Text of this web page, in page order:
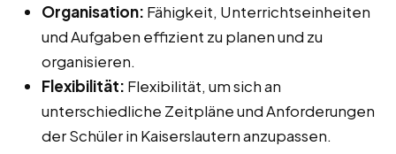
Organisation: Fähigkeit, Unterrichtseinheiten
und Aufgaben effizient zu planen und zu
organisieren.
Flexibilität: Flexibilität, um sich an
unterschiedliche Zeitpläne und Anforderungen
der Schüler in Kaiserslautern anzupassen.